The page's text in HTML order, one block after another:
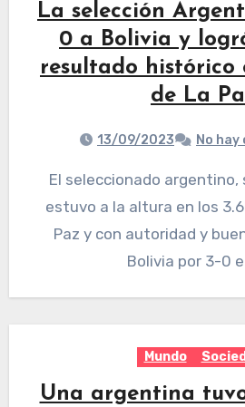
La selección
0 a Bolivia y
resultado histórico
de La
13/09/2023 No
El seleccionado argentino, sin Lionel Messi,
estuvo a la altura en los
Paz y con autoridad y
Bolivia por 3-0
Mundo
Una argentina